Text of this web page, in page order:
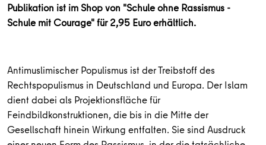
Publikation ist im Shop von "Schule ohne Rassismus -
Schule mit Courage" für 2,95 Euro erhältlich.
Antimuslimischer Populismus ist der Treibstoff des
Rechtspopulismus in Deutschland und Europa. Der Islam
dient dabei als Projektionsfläche für
Feindbildkonstruktionen, die bis in die Mitte der
Gesellschaft hinein Wirkung entfalten. Sie sind Ausdruck